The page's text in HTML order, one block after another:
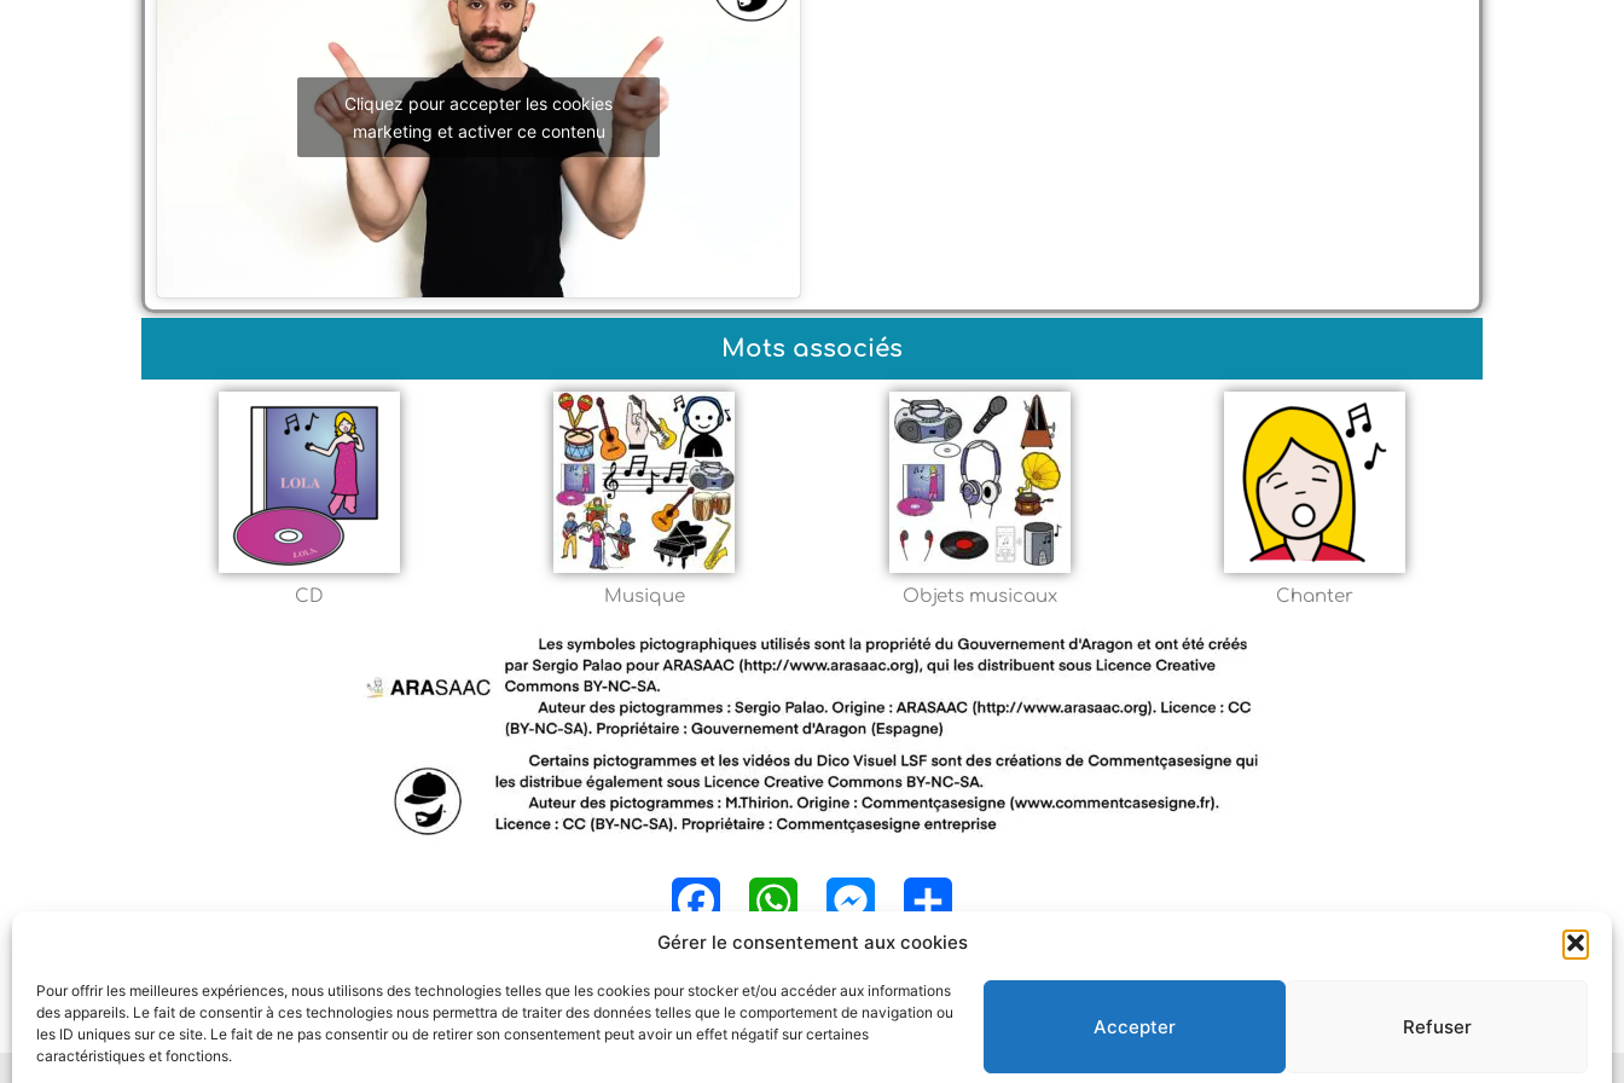
Gérer le consentement aux cookies
Pour offrir les meilleures expériences, nous utilisons des technologies telles que les cookies pour stocker et/ou accéder aux informations
des appareils. Le fait de consentir à ces technologies nous permettra de traiter des données telles que le comportement de navigation ou
les ID uniques sur ce site. Le fait de ne pas consentir ou de retirer son consentement peut avoir un effet négatif sur certaines
caractéristiques et fonctions.
Accepter Refuser
Cliquez pour accepter les cookies
marketing et activer ce contenu
Mots associés
CD Musique Objets musicaux Chanter
F
a
c
e
W
h
a
t
M
e
s
s
P
a
r